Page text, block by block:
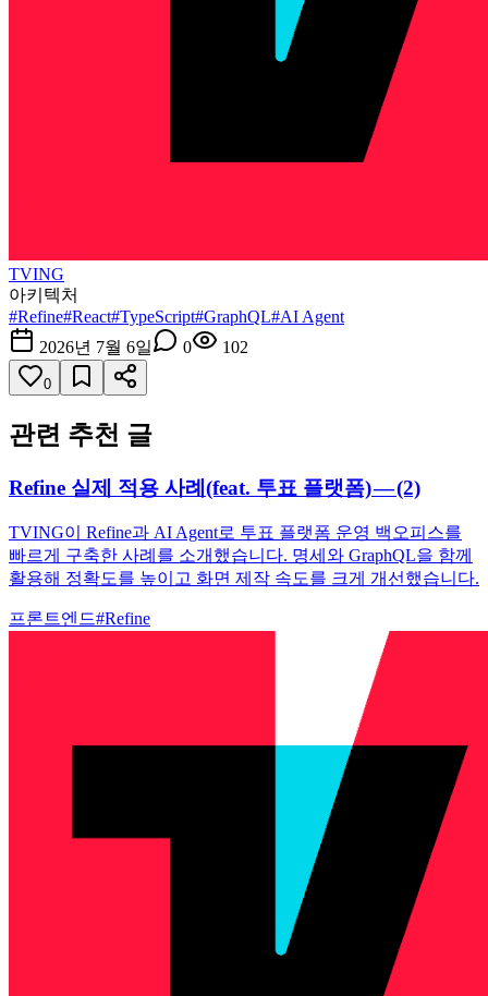
TVING
아키텍처
#Refine#React#TypeScript#GraphQL#AI Agent
2026년 7월 6일
0 102
0
관련 추천 글
Refine 실제 적용 사례(feat. 투표 플랫폼) — (2)
TVING이 Refine과 AI Agent로 투표 플랫폼 운영 백오피스를
빠르게 구축한 사례를 소개했습니다. 명세와 GraphQL을 함께
활용해 정확도를 높이고 화면 제작 속도를 크게 개선했습니다.
프론트엔드#Refine